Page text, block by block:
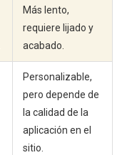
Más lento,
requiere lijado y
acabado.
Personalizable,
pero depende de
la calidad de la
aplicación en el
sitio.